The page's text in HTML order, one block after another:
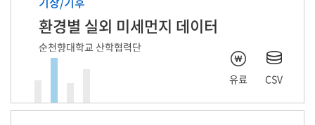
환경별 실외 미세먼지 데이터
순천향대학교 산학협력단
유료 CSV